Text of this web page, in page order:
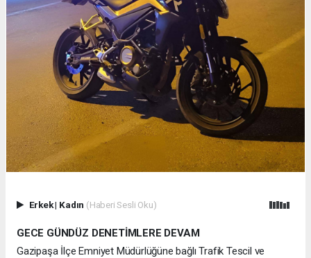
Erkek| Kadın (Haberi Sesli Oku)
GECE GÜNDÜZ DENETİMLERE DEVAM
Gazipaşa İlçe Emniyet Müdürlüğüne bağlı Trafik Tescil ve